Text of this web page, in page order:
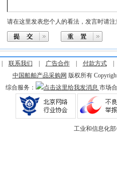
请在这里发表您个人的看法，发言时请
联系我们 广告合作| 付款方式
中国船舶产品采购网 版权所有
合服务： 市场
工业和信息化